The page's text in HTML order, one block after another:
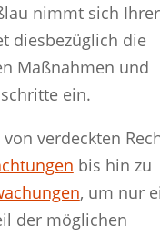
nimmt sich
diesbezüglich die
Maßnahmen und
ein.
verdeckten
bis hin zu
, um nur
der möglichen